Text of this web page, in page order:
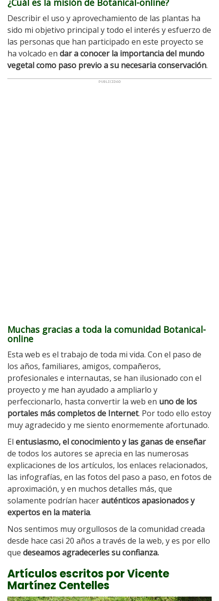
¿Cuál es la misión de Botanical-online?
Describir el uso y aprovechamiento de las plantas ha
sido mi objetivo principal y todo el interés y esfuerzo de
las personas que han participado en este proyecto se
ha volcado en dar a conocer la importancia del mundo
vegetal como paso previo a su necesaria conservación.
Muchas gracias a toda la comunidad Botanical-
online
Esta web es el trabajo de toda mi vida. Con el paso de
los años, familiares, amigos, compañeros,
profesionales e internautas, se han ilusionado con el
proyecto y me han ayudado a ampliarlo y
perfeccionarlo, hasta convertir la web en uno de los
portales más completos de Internet. Por todo ello estoy
muy agradecido y me siento enormemente afortunado.
El entusiasmo, el conocimiento y las ganas de enseñar
de todos los autores se aprecia en las numerosas
explicaciones de los artículos, los enlaces relacionados,
las infografías, en las fotos del paso a paso, en fotos de
aproximación, y en muchos detalles más, que
solamente podrían hacerauténticos apasionados y
expertos en la materia.
Nos sentimos muy orgullosos de la comunidad creada
desde hace casi 20 años a través de la web, y es por ello
que deseamos agradecerles su confianza.
Artículos escritos por Vicente
Martínez Centelles